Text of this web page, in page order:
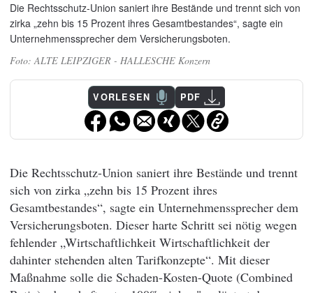
Die Rechtsschutz-Union saniert ihre Bestände und trennt sich von
zirka „zehn bis 15 Prozent ihres Gesamtbestandes“, sagte ein
Unternehmenssprecher dem Versicherungsboten.
ALTE LEIPZIGER - HALLESCHE Konzern
VORLESEN PDF
Die Rechtsschutz-Union saniert ihre Bestände und trennt
sich von zirka „zehn bis 15 Prozent ihres
Gesamtbestandes“, sagte ein Unternehmenssprecher dem
Versicherungsboten. Dieser harte Schritt sei nötig wegen
fehlender „Wirtschaftlichkeit Wirtschaftlichkeit der
dahinter stehenden alten Tarifkonzepte“. Mit dieser
Maßnahme solle die Schaden-Kosten-Quote (Combined